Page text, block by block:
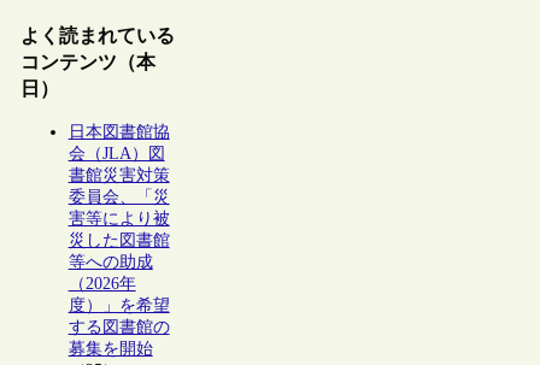
よく読まれている
コンテンツ（本
日）
日本図書館協
会（JLA）図
書館災害対策
委員会、「災
害等により被
災した図書館
等への助成
（2026年
度）」を希望
する図書館の
募集を開始